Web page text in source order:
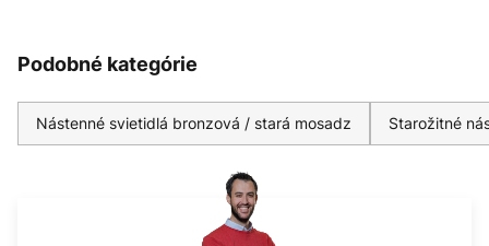
Podobné kategórie
Nástenné svietidlá bronzová / stará mosadz Starožitné